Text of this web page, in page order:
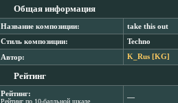
Общая информация
Название композиции: take this out
Стиль композиции: Techno
Автор: K_Rus [KG]
Рейтинг
Рейтинг:
Рейтинг по 10-балльной шкале
―